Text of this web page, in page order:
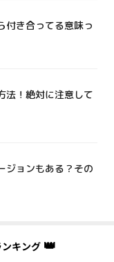
付き合ってる意味っ
法！絶対に注意して
ジョンもある？その
ンキング 👑